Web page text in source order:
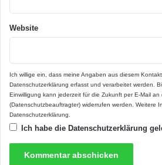
www.homeplaza.de.
Website
Ich willige ein, dass meine Angaben aus diesem
Datenschutzerklärung erfasst und verarbeitet werden.
Einwilligung kann jederzeit für die Zukunft per E-Mail an
(Datenschutzbeauftragter) widerrufen werden. Weitere
Datenschutzerklärung
Ich habe die Datenschutzerklärung